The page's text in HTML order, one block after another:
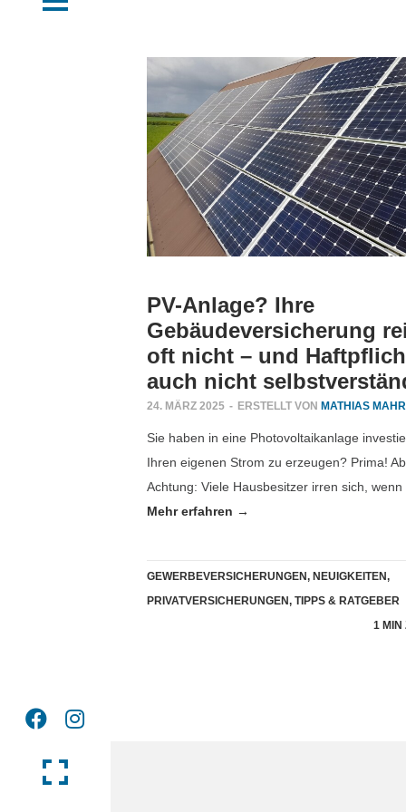
PV-Anlage? Ihre
Gebäudeversicherung
oft nicht – und
auch nicht
24. MÄRZ 2025 - ERSTELLT VON MATHIAS
Sie haben in eine Photovoltaikanlage
Ihren eigenen Strom zu erzeugen? Prima!
Achtung: Viele Hausbesitzer irren sich,
Mehr erfahren →
GEWERBEVERSICHERUNGEN, NEUIGKEITEN,
PRIVATVERSICHERUNGEN, TIPPS & RATGEBER
1 MIN